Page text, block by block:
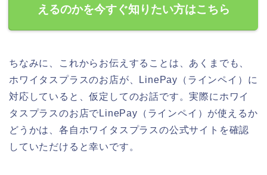
えるのかを今すぐ知りたい方はこちら
ちなみに、これからお伝えすることは、あくまでも、
ホワイタスプラスのお店が、LinePay（ラインペイ）に
対応していると、仮定してのお話です。実際にホワイ
タスプラスのお店でLinePay（ラインペイ）が使えるか
どうかは、各自ホワイタスプラスの公式サイトを確認
していただけると幸いです。